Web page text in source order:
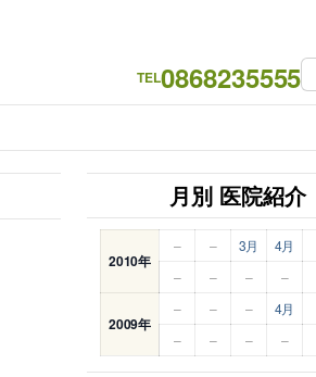
TEL0868235555
月別 医院紹介
2010年
– – 3月 4月
–
– – –
2009年
– – – 4月
–
– – –